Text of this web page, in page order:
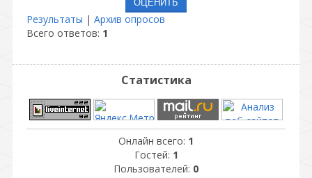
Результаты | Архив опросов
Всего ответов: 1
Статистика
Онлайн всего: 1
Гостей: 1
Пользователей: 0